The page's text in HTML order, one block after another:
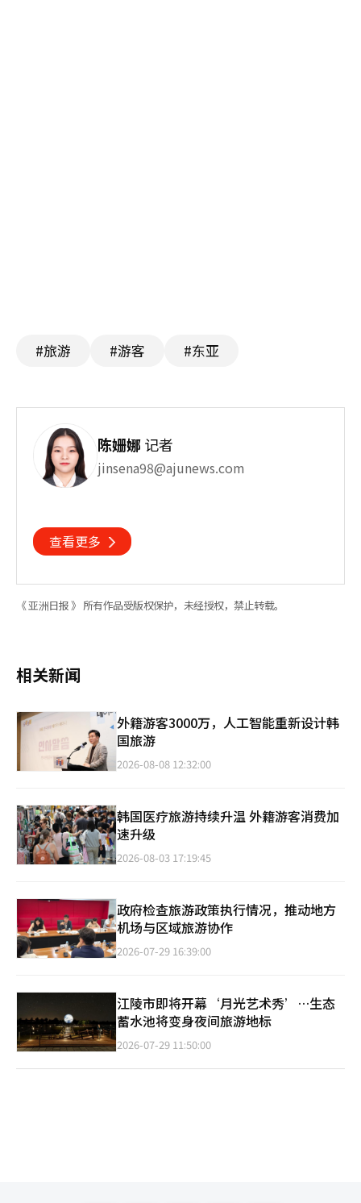
#旅游 #游客 #东亚
陈姗娜记者
jinsena98@ajunews.com
查看更多
《 亚洲日报 》 所有作品受版权保护，未经授权，禁止转载。
相关新闻
外籍游客3000万，人工智能重新设计韩
国旅游
2026-08-08 12:32:00
韩国医疗旅游持续升温 外籍游客消费加
速升级
2026-08-03 17:19:45
政府检查旅游政策执行情况，推动地方
机场与区域旅游协作
2026-07-29 16:39:00
江陵市即将开幕‘月光艺术秀’…生态
蓄水池将变身夜间旅游地标
2026-07-29 11:50:00